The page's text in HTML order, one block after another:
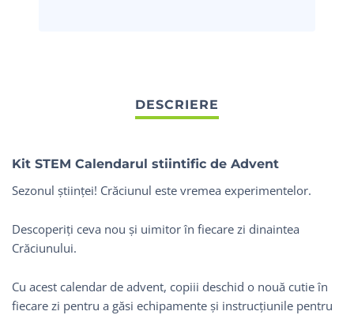
Kit STEM Calendarul stiintific de Advent
Sezonul științei! Crăciunul este vremea experimentelor.
Descoperiți ceva nou și uimitor în fiecare zi dinaintea
Crăciunului.
Cu acest calendar de advent, copiii deschid o nouă cutie în
fiecare zi pentru a găsi echipamente și instrucțiunile pentru